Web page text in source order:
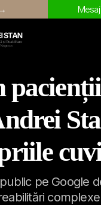
pe Google